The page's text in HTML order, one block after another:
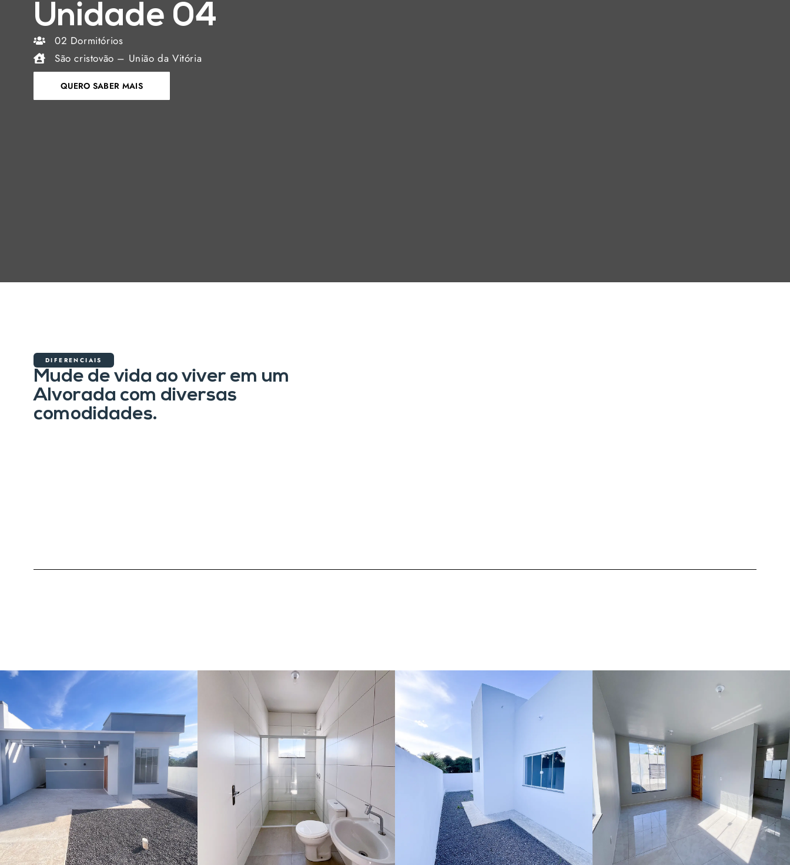
Unidade 04
02 Dormitórios
São cristovão – União da Vitória
QUERO SABER MAIS
DIFERENCIAIS
Mude de vida ao viver em um
Alvorada com diversas
comodidades.